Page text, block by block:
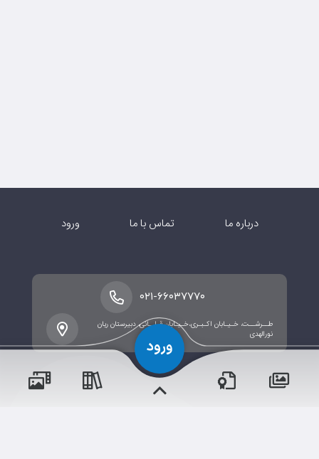
درباره ما تماس با ما ورود
طــرشــت، خـیـابان اکـبـری،خـیـابان قـلــانی، دبیرستان ریان
نورالهدی
۰۲۱-۶۶۰۳۷۷۷۰